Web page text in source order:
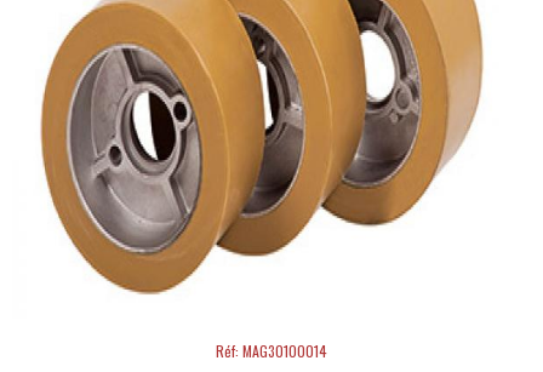
Réf: MAG30100014